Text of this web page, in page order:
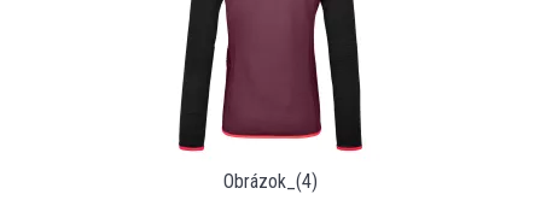
Obrázok_(4)